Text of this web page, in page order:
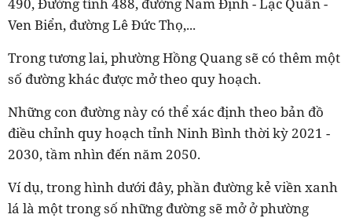
Ven Biển, đường Lê Đức Thọ,...
Trong tương lai, phường Hồng Quang sẽ có thêm một
số đường khác được mở theo quy hoạch.
Những con đường này có thể xác định theo bản đồ
điều chỉnh quy hoạch tỉnh Ninh Bình thời kỳ 2021 -
2030, tầm nhìn đến năm 2050.
Ví dụ, trong hình dưới đây, phần đường kẻ viền xanh
lá là một trong số những đường sẽ mở ở phường